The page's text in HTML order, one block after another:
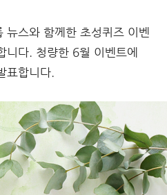
뉴스와 함께한 초성퀴즈 이벤
니다. 청량한 6월 이벤트에
표합니다.